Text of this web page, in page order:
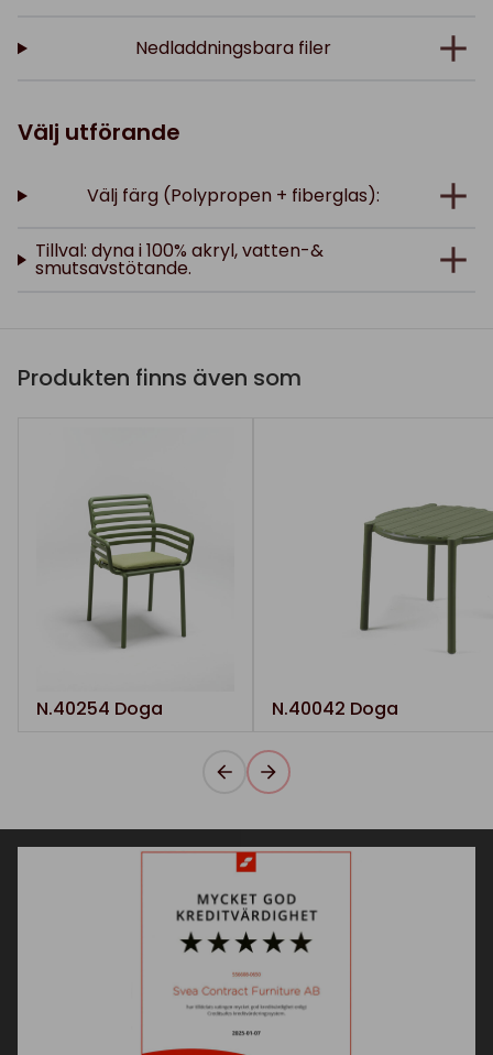
Nedladdningsbara filer
Välj utförande
Välj färg (Polypropen + fiberglas):
Tillval: dyna i 100% akryl, vatten-&
smutsavstötande.
Produkten finns även som
N.40254 Doga N.40042 Doga